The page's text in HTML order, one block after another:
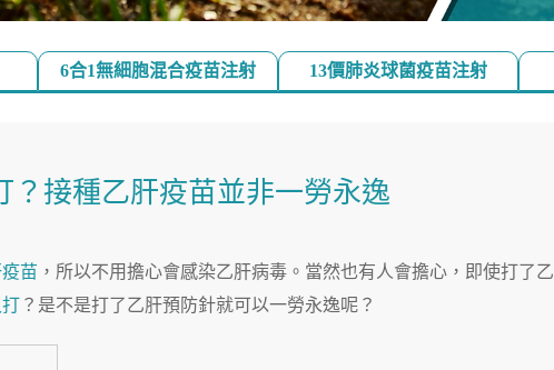
6合1無細胞混合疫苗注射 13價肺炎球菌疫苗注射
？接種乙肝疫苗並非一勞永逸
苗 ，所以不用擔心會感染乙肝病毒。當然也有人會擔心，即使打了乙
？是不是打了乙肝預防針就可以一勞永逸呢？